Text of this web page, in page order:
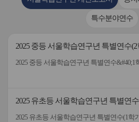
특수분야연수
2025 중등 서울학습연구년 특별연수
2025 유초등 서울학습연구년 특별연